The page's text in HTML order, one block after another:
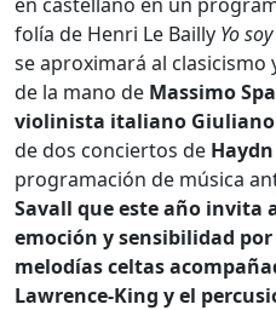
folía de Henri Le Bailly Yo
se aproximará al
de la mano de Massimo
violinista italiano
de dos conciertos de
programación de música
Savall que este año invita
emoción y sensibilidad
melodías celtas
Lawrence-King y el